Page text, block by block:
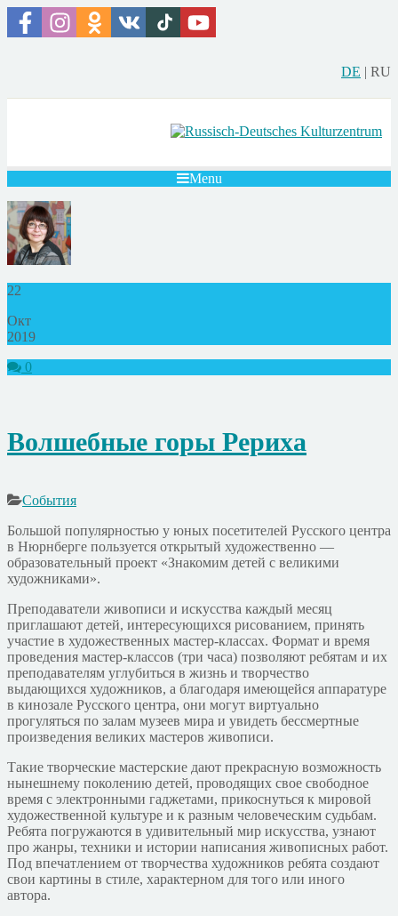
DE | RU
Menu
22
Окт
2019
0
Волшебные горы Рериха
События
Большой популярностью у юных посетителей Русского центра
в Нюрнберге пользуется открытый художественно —
образовательный проект «Знакомим детей с великими
художниками».
Преподаватели живописи и искусства каждый месяц
приглашают детей, интересующихся рисованием, принять
участие в художественных мастер-классах. Формат и время
проведения мастер-классов (три часа) позволяют ребятам и их
преподавателям углубиться в жизнь и творчество
выдающихся художников, а благодаря имеющейся аппаратуре
в кинозале Русского центра, они могут виртуально
прогуляться по залам музеев мира и увидеть бессмертные
произведения великих мастеров живописи.
Такие творческие мастерские дают прекрасную возможность
нынешнему поколению детей, проводящих свое свободное
время с электронными гаджетами, прикоснуться к мировой
художественной культуре и к разным человеческим судьбам.
Ребята погружаются в удивительный мир искусства, узнают
про жанры, техники и истории написания живописных работ.
Под впечатлением от творчества художников ребята создают
свои картины в стиле, характерном для того или иного
автора.